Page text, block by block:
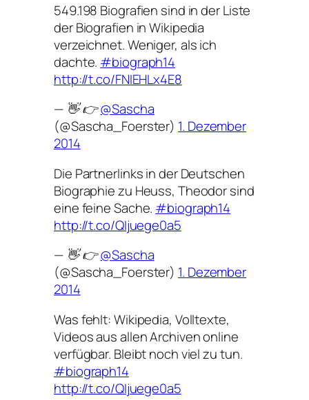
549.198 Biografien sind in der Liste
der Biografien in Wikipedia
verzeichnet. Weniger, als ich
dachte. #biograph14
http://t.co/FNIEHLx4E8
— 👋 👉@Sascha
(@Sascha_Foerster) 1. Dezember
2014
Die Partnerlinks in der Deutschen
Biographie zu Heuss, Theodor sind
eine feine Sache. #biograph14
http://t.co/QIjuege0a5
— 👋 👉@Sascha
(@Sascha_Foerster) 1. Dezember
2014
Was fehlt: Wikipedia, Volltexte,
Videos aus allen Archiven online
verfügbar. Bleibt noch viel zu tun.
#biograph14
http://t.co/QIjuege0a5